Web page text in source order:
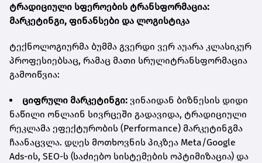
ტრადიციული სფეროების ტრანსფორმაცია:
მარკეტინგი, ფინანსები და ლოგისტიკა
ტექნოლოგიურმა ბუმმა გვერდი ვერ აუარა კლასიკურ
პროფესიებსაც, რამაც მათი სრულიტრანსფორმაცია
გამოიწვია:
ციფრული მარკეტინგი: ვინაიდან ბიზნესის დიდი
ნაწილი ონლაინ სივრცეში გადავიდა, ტრადიციული
რეკლამა ეფექტურობის (Performance) მარკეტინგმა
ჩაანაცვლა. დღეს მოთხოვნის პიკზეა Meta/Google
Ads-ის, SEO-ს (საძიებო სისტემების ოპტიმიზაცია) და